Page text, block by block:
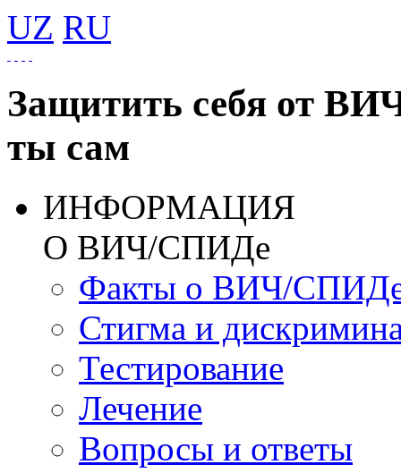
UZ RU
Защитить себя от
ты сам
ИНФОРМАЦИЯ
О ВИЧ/СПИДе
Факты о ВИЧ/
Стигма и
Тестирование
Лечение
Вопросы и ответы